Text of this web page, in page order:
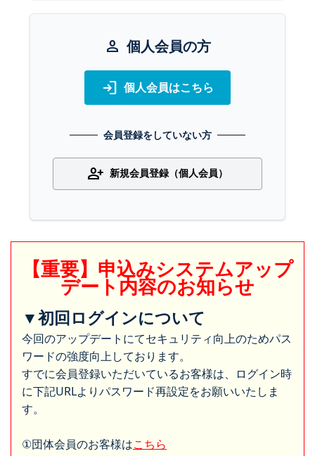
person 個人会員の方
login 個人会員はこちら
会員登録をしていない方
person_add 新規会員登録（個人会員）
【重要】申込みシステムアップ
デート内容のお知らせ
▼初回ログインについて
今回のアップデートにてセキュリティ向上のためパス
ワードの強度向上しております。
すでに会員登録いただいているお客様は、ログイン時
に下記URLよりパスワード再設定をお願いいたしま
す。
①団体会員のお客様はこちら